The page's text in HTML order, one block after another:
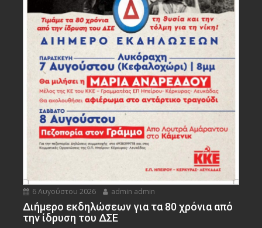
6 Αυγούστου 2026 admin admin
Διήμερο εκδηλώσεων για τα 80 χρόνια από
την ίδρυση του ΔΣΕ